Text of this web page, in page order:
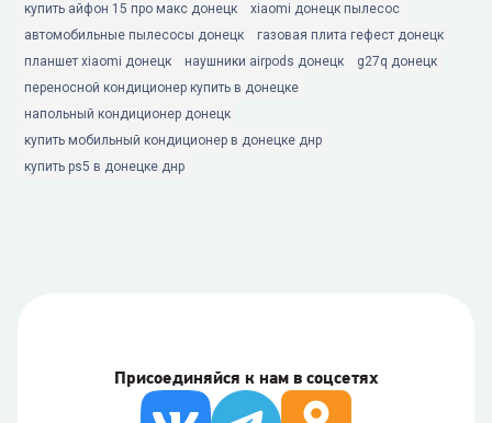
купить айфон 15 про макс донецк
xiaomi донецк пылесос
автомобильные пылесосы донецк
газовая плита гефест донецк
планшет xiaomi донецк
наушники airpods донецк
g27q донецк
переносной кондиционер купить в донецке
напольный кондиционер донецк
купить мобильный кондиционер в донецке днр
купить ps5 в донецке днр
Присоединяйся к нам в соцсетях